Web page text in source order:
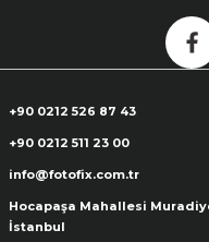
+90 0212 526 87 43
+90 0212 511 23 00
info@fotofix.com.tr
Hocapaşa Mahallesi
İstanbul